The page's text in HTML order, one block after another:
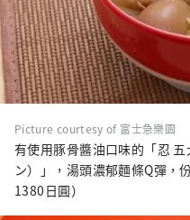
Picture courtesy of 富士急樂園
有使用豚骨醬油口味的「忍
ン）」，湯頭濃郁麵條Q彈，
1380日圓）